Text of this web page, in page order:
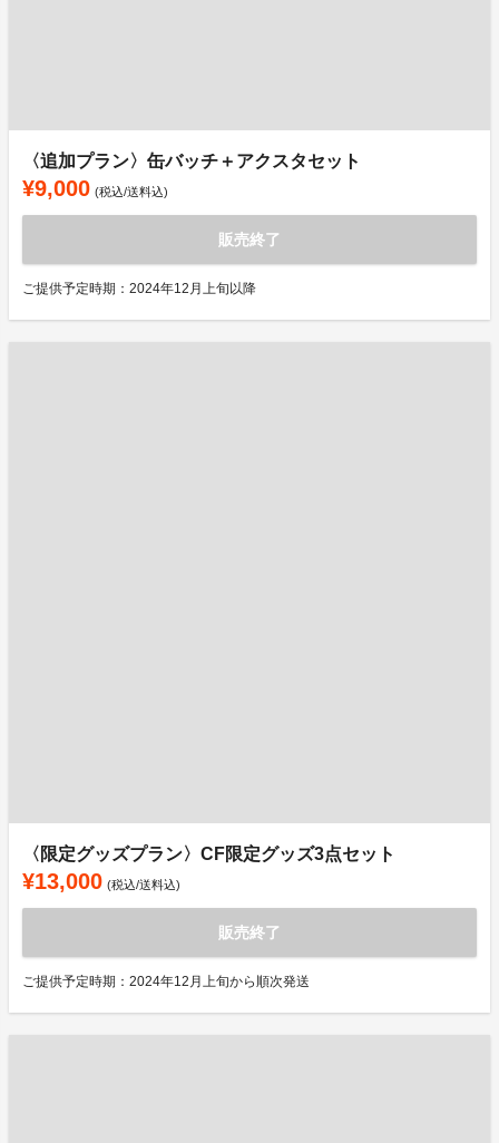
〈追加プラン〉缶バッチ＋アクスタセット
¥9,000 (税込/送料込)
販売終了
ご提供予定時期：2024年12月上旬以降
〈限定グッズプラン〉CF限定グッズ3点セット
¥13,000 (税込/送料込)
販売終了
ご提供予定時期：2024年12月上旬から順次発送